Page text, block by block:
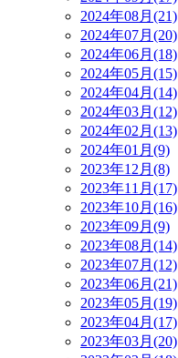
2024年08月(21)
2024年07月(20)
2024年06月(18)
2024年05月(15)
2024年04月(14)
2024年03月(12)
2024年02月(13)
2024年01月(9)
2023年12月(8)
2023年11月(17)
2023年10月(16)
2023年09月(9)
2023年08月(14)
2023年07月(12)
2023年06月(21)
2023年05月(19)
2023年04月(17)
2023年03月(20)